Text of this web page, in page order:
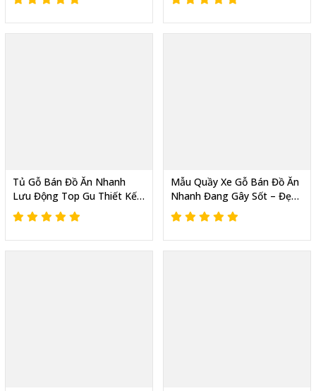
Tủ Gỗ Bán Đồ Ăn Nhanh
Lưu Động Top Gu Thiết Kế
Đẹp Tìm Kiếm Nhiều Nhất
Mẫu Quầy Xe Gỗ Bán Đồ Ăn
Nhanh Đang Gây Sốt – Đẹp
Mắt, Tiện Lợi, Có Gu